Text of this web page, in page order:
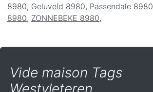
8980, Geluveld 8980, Passendale 8980
8980, ZONNEBEKE 8980,
Vide maison Tags
Westvleteren